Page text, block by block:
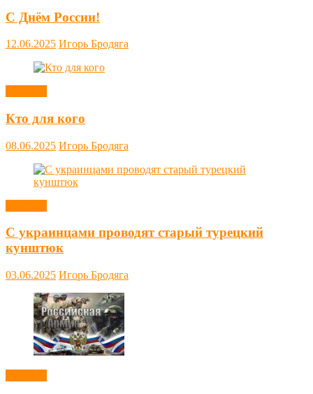
С Днём России!
12.06.2025 Игорь Бродяга
Кто для кого
08.06.2025 Игорь Бродяга
С украинцами проводят старый турецкий
кунштюк
03.06.2025 Игорь Бродяга